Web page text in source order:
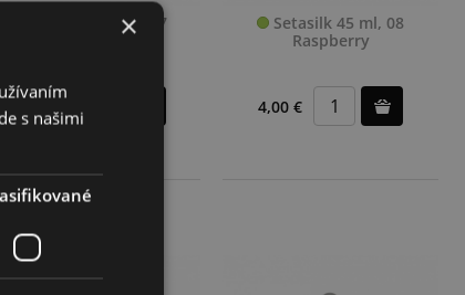
Setasilk 45 ml, 07
Magenta
Setasilk 45 ml, 08
Raspberry
4,00 €
×
s našimi